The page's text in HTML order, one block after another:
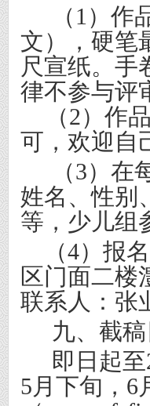
（1 ）作
文），硬笔
尺宣纸。手
律不参与评
（2）作
可，欢迎自
（3）在
姓名、性别
等，少儿组
（4）报
区门面二楼
联系人：张
九、截
即日起至
5 月下旬， 6